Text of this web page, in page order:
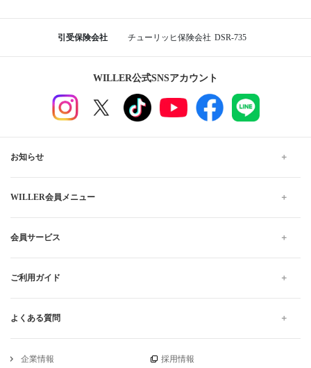
引受保険会社 チューリッヒ保険会社 DSR-735
WILLER公式SNSアカウント
お知らせ
WILLER会員メニュー
会員サービス
ご利用ガイド
よくある質問
企業情報 採用情報